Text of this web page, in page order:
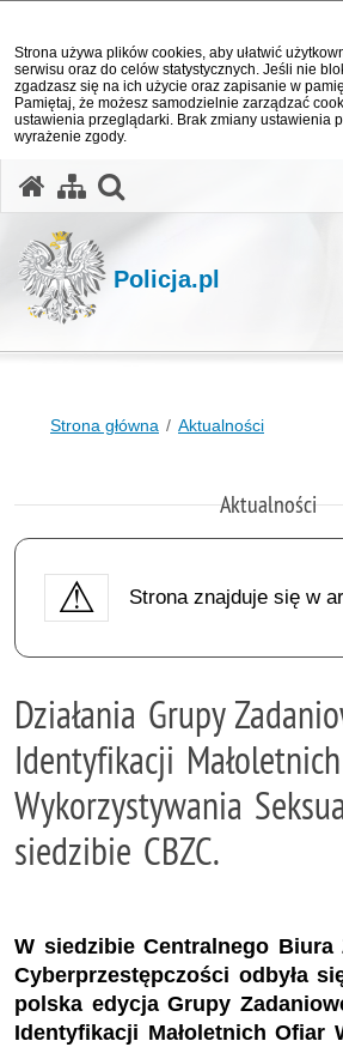
Strona używa plików cookies, aby ułatwić
serwisu oraz do celów statystycznych. Jeśli nie
zgadzasz się na ich użycie oraz zapisanie w
Pamiętaj, że możesz samodzielnie zarządzać
ustawienia przeglądarki. Brak zmiany ustawienia
wyrażenie zgody.
Policja.pl
Strona główna Aktualności
Aktualności
Strona znajduje się w
Działania Grupy
Identyfikacji
Wykorzystywania
siedzibie CBZC.
W siedzibie Centralnego Biura
Cyberprzestępczości odbyła
polska edycja Grupy
Identyfikacji Małoletnich Ofiar